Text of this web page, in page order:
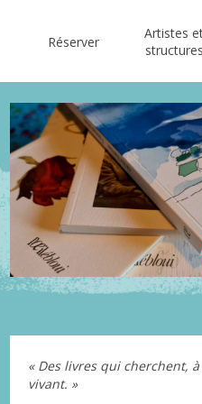
Réserver
Artistes
structures
« Des livres qui cherchent,
vivant. »